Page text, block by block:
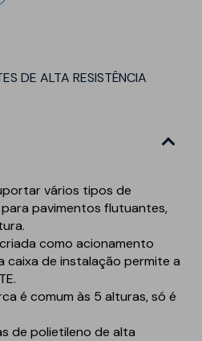
DE ALTA RESISTÊNCIA
vários tipos de
pavimentos flutuantes,
como acionamento
caixa de instalação permite a
.
é comum às 5 alturas, só é
de polietileno de alta